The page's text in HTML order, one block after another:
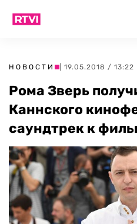
НОВОСТИ | 19.05.2018 / 13:22
Рома Зверь
Каннского
саундтрек к